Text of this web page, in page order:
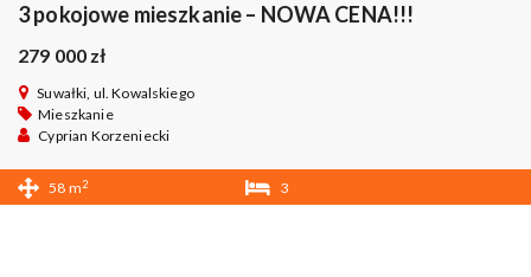
3 pokojowe mieszkanie – NOWA CENA!!!
279 000 zł
Suwałki, ul. Kowalskiego
Mieszkanie
Cyprian Korzeniecki
58 m2
3